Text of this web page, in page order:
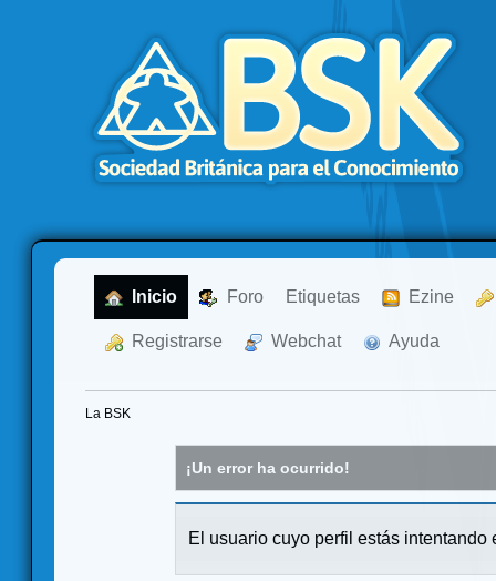
Inicio Foro Etiquetas Ezine
Registrarse Webchat Ayuda
La BSK
¡Un error ha ocurrido!
El usuario cuyo perfil estás intentando